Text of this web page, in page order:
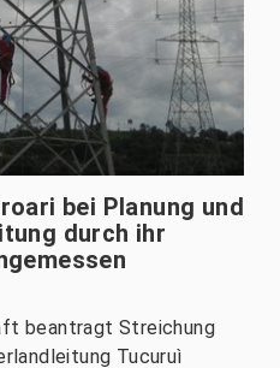
bei Planung und
durch ihr
beantragt Streichung
Tucuruì